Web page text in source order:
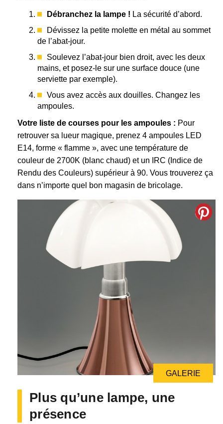
Débranchez la lampe ! La sécurité d’abord.
Dévissez la petite molette en métal au sommet
de l’abat-jour.
Soulevez l’abat-jour bien droit, avec les deux
mains, et posez-le sur une surface douce (une
serviette par exemple).
Vous avez accès aux douilles. Changez les
ampoules.
Votre liste de courses pour les ampoules : Pour
retrouver sa lueur magique, prenez 4 ampoules LED
E14, forme « flamme », avec une température de
couleur de 2700K (blanc chaud) et un IRC (Indice de
Rendu des Couleurs) supérieur à 90. Vous trouverez ça
dans n’importe quel bon magasin de bricolage.
GALERIE
Plus qu’une lampe, une
présence